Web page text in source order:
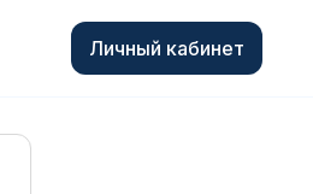
Личный кабинет